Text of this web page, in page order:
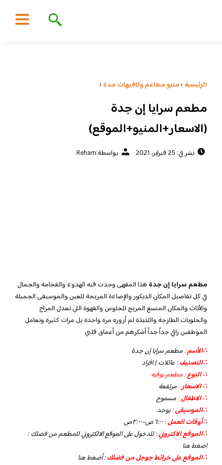
الرئيسية ›منيو مطاعم وكافيهات جدة ›
مطعم سرايا إن جدة
(الاسعار+المنيو+الموقع)
نشر في: 25 فبراير، 2021 بواسطة:Reham
مطعم سرايا إن جدة هذا المقهى وجدت فيه الهدوء والفخامة والجمال
في كل تفاصيل المكان الديكور والإضاءة المريحة للعين والموسيقى الجميلة
والأثاث والمكان المتسع المريح للجلوس والقهوة اللي تعدل المزاج
والحلويات الطازجة واللذيذة لم أزوره مرة واحدة بل مرات كثيرة وتعامل
الموظفين راقي جداً جداً أشكرهم من أعماق قلبي
∴الأسم:مطعم سرايا إن جدة
∴التصنيف:عائلات | افراد
∴ النوع: مطعم بوفيه
∴ الاسعار:مرتفعة
∴ الاطفال:مسموح
∴الموسيقى:يوجد
‏∴أوقات العمل:
∴الموقع الاكتروني: للدخول على الموقع الالكتروني للمطعم من فضلك :
اضغط هنا
∴الموقع على خرائط جوجل من فضلك:أضغط هنا